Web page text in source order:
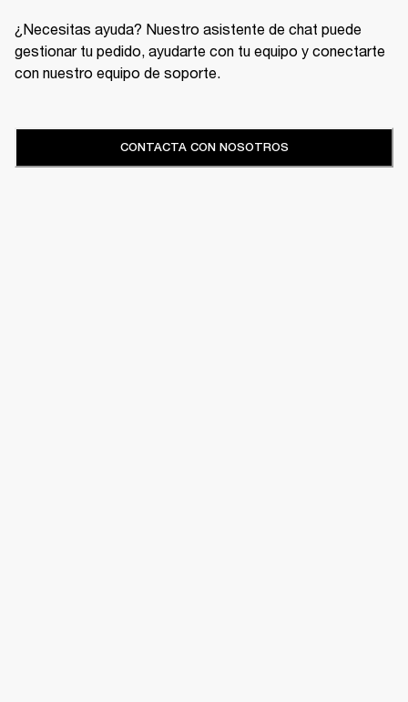
¿Necesitas ayuda? Nuestro asistente de chat puede
gestionar tu pedido, ayudarte con tu equipo y conectarte
con nuestro equipo de soporte.
CONTACTA CON NOSOTROS